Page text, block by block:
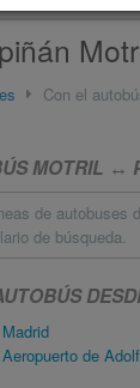
Con el
MOTRIL ↔
de autobuses
de búsqueda.
de